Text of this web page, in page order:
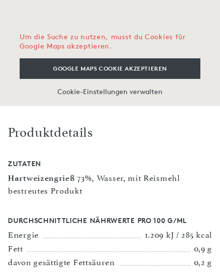
Um die Suche zu nutzen, musst du Cookies für
Google Maps akzeptieren.
GOOGLE MAPS COOKIE AKZEPTIEREN
Cookie-Einstellungen verwalten
Produktdetails
ZUTATEN
Hartweizengrieß 73%, Wasser, mit Reismehl
bestreutes Produkt
DURCHSCHNITTLICHE NÄHRWERTE PRO 100 G/ML
Energie
1.209 kJ / 285 kcal
Fett
0,9 g
davon gesättigte Fettsäuren
0,2 g